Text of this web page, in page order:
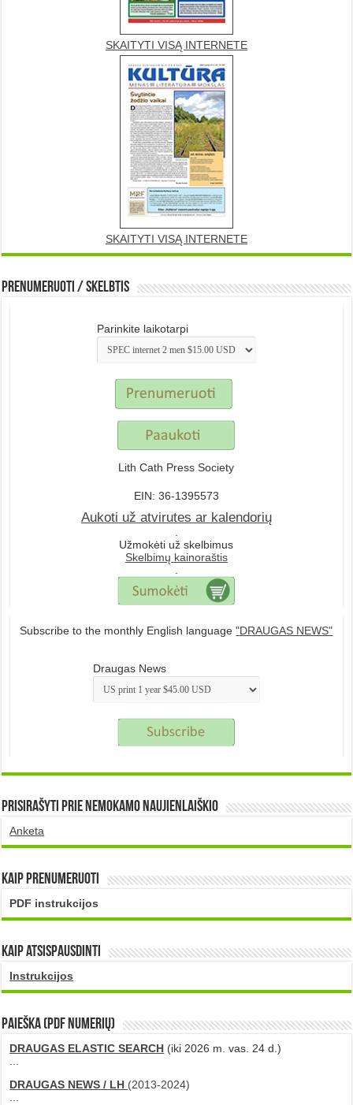
SKAITYTI VISĄ INTERNETE
SKAITYTI VISĄ INTERNETE
Prenumeruoti / Skelbtis
Parinkite laikotarpi
Lith Cath Press Society
EIN: 36-1395573
Aukoti už atvirutes ar kalendorių
.
Užmokėti už skelbimus
Skelbimų kainoraštis
.
Subscribe to the monthly English language"DRAUGAS NEWS"
Draugas News
Prisirašyti prie nemokamo naujienlaiškio
Anketa
Kaip prenumeruoti
PDF instrukcijos
Kaip atsispausdinti
Instrukcijos
PAIEŠKA (PDF numerių)
DRAUGAS ELASTIC SEARCH (iki 2026 m. vas. 24 d.)
...
DRAUGAS NEWS / LH (2013-2024)
...